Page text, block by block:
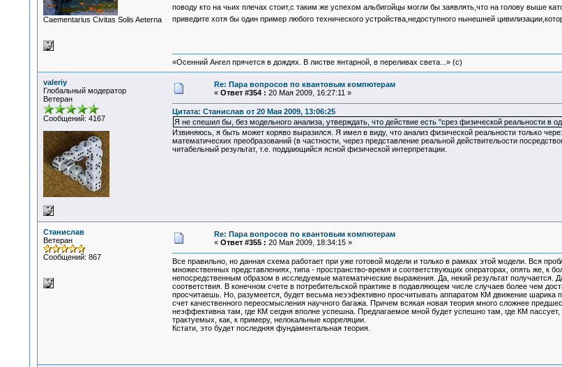
Сaementarius Civitas Solis Aeterna
поводу кто на чьих плечах стоит,с таким же успехом альбигойцы могли бы заявлять,что на голову выше
приведите хотя бы один пример любого технического устройства,недоступного нынешней
«Осенний Ангел прячется в дождях. В листве янтарной, в переливах света...» (c)
valeriy
Глобальный модератор
Ветеран
Сообщений: 4167
Re: Пара вопросов по квантовым компютерам
« Ответ #354 : 20 Мая 2009, 16:27:11 »
Цитата: Станислав от 20 Мая 2009, 13:06:25
Я не спешил бы, без модельного анализа, утверждать, что действие есть "срез физической реальности в
Извиняюсь, я быть может коряво выразился. Я имел в виду, что анализ физической реальности только
математических преобразований (в частности, через представление реальной действительости
читабельный результат, т.е. поддающийся ясной физической интерпретации.
Станислав
Ветеран
Сообщений: 867
Re: Пара вопросов по квантовым компютерам
« Ответ #355 : 20 Мая 2009, 18:34:15 »
Все правильно, но данная схема работает при уже готовой модели и только в рамках этой модели. Вся
множественных представлениях, типа - пространство-время и соответствующих операторах, опять же, к
непосредственным образом в исследуемые математические выражения. Да, некий результат получается.
соответствия. В конечном счете в потребительской практике в подавляющем числе случаев более чем
просчитаешь. Но, разумеется, будет весьма неээфективно просчитывать аппаратом КМ движение шарика
счет качественного переосмысления научного багажа. Причем всякая новая теория много сложнее
неэффективна там, где КМ сегдня вполне успешна. Предлагаемое мной будет успешно там, где КМ
трактуемых, как, к примеру, нелокальные корреляции.
Кстати, это будет последняя фундаментальная теория.